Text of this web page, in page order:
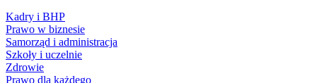
Kadry i BHP
Prawo w biznesie
Samorząd i administracja
Szkoły i uczelnie
Zdrowie
Prawo dla każdego